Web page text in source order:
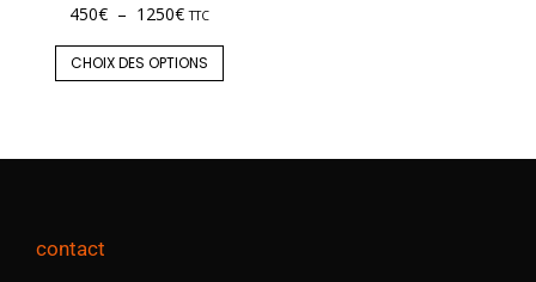
450€ – 1250€ TTC
CHOIX DES OPTIONS
contact